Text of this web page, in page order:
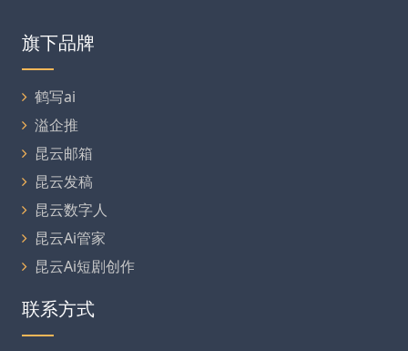
旗下品牌
鹤写ai
溢企推
昆云邮箱
昆云发稿
昆云数字人
昆云Ai管家
昆云Ai短剧创作
联系方式